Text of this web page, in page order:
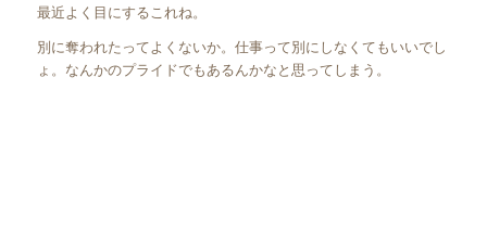
最近よく目にするこれね。
別に奪われたってよくないか。仕事って別にしなくてもいいでし
ょ。なんかのプライドでもあるんかなと思ってしまう。